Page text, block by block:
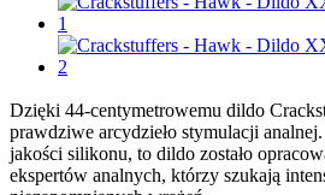
Dzięki 44-centymetrowemu dildo
prawdziwe arcydzieło stymulacji
jakości silikonu, to dildo zostało
ekspertów analnych, którzy szukają